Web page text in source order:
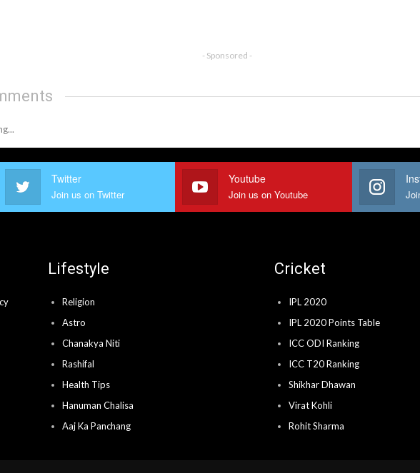
- Sponsored -
Twitter
Join us on Twitter
Youtube
Join us on Youtube
Lifestyle
Religion
Astro
Chanakya Niti
Rashifal
Health Tips
Hanuman Chalisa
Aaj Ka Panchang
Cricket
IPL 2020
IPL 2020 Points Table
ICC ODI Ranking
ICC T20 Ranking
Shikhar Dhawan
Virat Kohli
Rohit Sharma